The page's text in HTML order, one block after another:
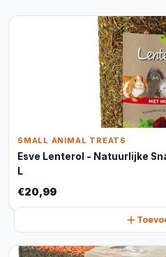
SMALL ANIMAL TREATS
Esve Lenterol - Natuurlijke
L
€20,99